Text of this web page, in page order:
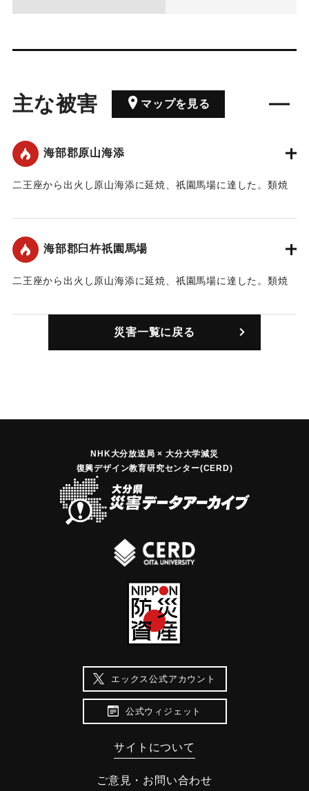
主な被害 マップを見る
海部郡原山海添
二王座から出火し原山海添に延焼、祇園馬場に達した。類焼
海部郡臼杵祇園馬場
二王座から出火し原山海添に延焼、祇園馬場に達した。類焼
災害一覧に戻る
NHK大分放送局 × 大分大学減災
復興デザイン教育研究センター(CERD)
エックス公式アカウント
公式ウィジェット
サイトについて
ご意見・お問い合わせ